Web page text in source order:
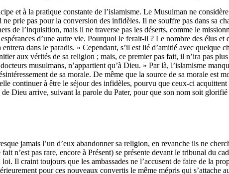
et à la pratique constante de l’islamisme. Le Musulman ne
pas pour la conversion des infidèles. Il ne souffre pas dans sa
de l’inquisition, mais il ne traverse pas les déserts, comme le
d’une autre vie. Pourquoi le ferait-il ? Le nombre des élus et
dans le paradis. » Cependant, s’il est lié d’amitié avec quelque
aux vérités de sa religion ; mais, ce premier pas fait, il n’ira pas
musulmans, n’appartient qu’à Dieu. » Par là, l’islamisme
de sa morale. De même que la source de sa morale est
continuer à être le séjour des infidèles, pourvu que ceux-ci
Dieu arrive, suivant la parole du Pater, pour que son nom soit glorifié
jamais l’un d’eux abandonner sa religion, en revanche ils ne
n’est pas rare, encore à Présent) se présente devant le tribunal du
Il craint toujours que les ambassades ne l’accusent de faire de la
pour ces nouveaux convertis le même mépris qui s’attache